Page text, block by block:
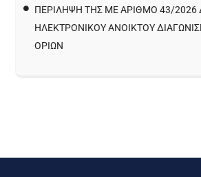
ΠΕΡΙΛΗΨΗ ΤΗΣ ΜΕ ΑΡΙΘΜΟ 43/2026
ΗΛΕΚΤΡΟΝΙΚΟΥ ΑΝΟΙΚΤΟΥ
ΟΡΙΩΝ